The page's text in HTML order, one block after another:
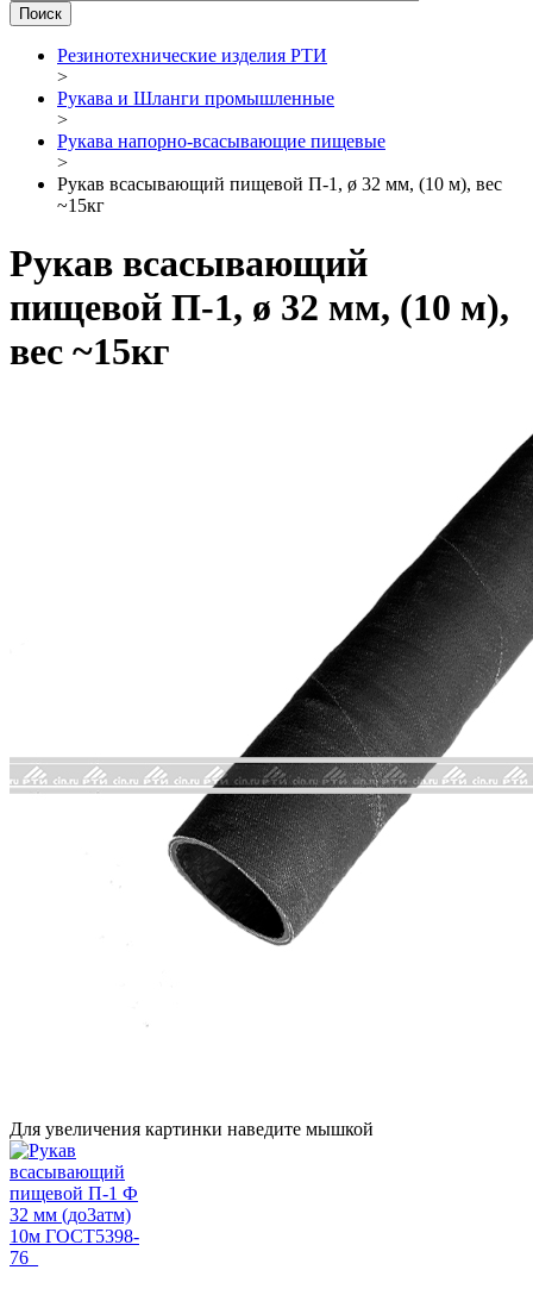
Резинотехнические изделия РТИ
>
Рукава и Шланги промышленные
>
Рукава напорно-всасывающие пищевые
>
Рукав всасывающий пищевой П-1, ø 32 мм, (10 м), вес
~15кг
Рукав всасывающий
пищевой П-1, ø 32 мм, (10 м),
вес ~15кг
Для увеличения картинки наведите мышкой